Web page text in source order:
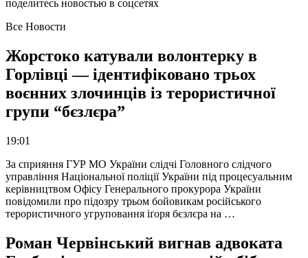
поделитесь новостью в соцсетях
Все Новости
Жорстоко катували волонтерку в
Горлівці — ідентифіковано трьох
воєнних злочинців із терористичної
групи “бєзлєра”
19:01
За сприяння ГУР МО України слідчі Головного слідчого
управління Національної поліції України під процесуальним
керівництвом Офісу Генерального прокурора України
повідомили про підозру трьом бойовикам російського
терористичного угруповання іґоря бєзлєра на …
Роман Червінський вигнав адвоката